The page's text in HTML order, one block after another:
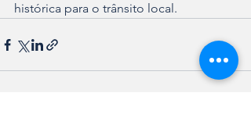
histórica para o trânsito local.